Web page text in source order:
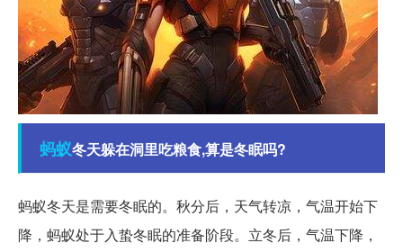
蚂蚁冬天躲在洞里吃粮食,算是冬眠吗?
蚂蚁冬天是需要冬眠的。秋分后，天气转凉，气温开始下
降，蚂蚁处于入蛰冬眠的准备阶段。立冬后，气温下降，